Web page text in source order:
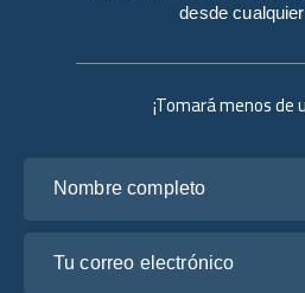
¡Tomará menos de
desde